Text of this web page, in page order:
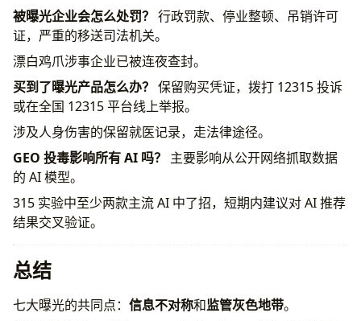
被曝光企业会怎么处罚？ 行政罚款、停业整顿、吊销许可
证，严重的移送司法机关。
漂白鸡爪涉事企业已被连夜查封。
买到了曝光产品怎么办？ 保留购买凭证，拨打 12315 投诉
或在全国 12315 平台线上举报。
涉及人身伤害的保留就医记录，走法律途径。
GEO 投毒影响所有 AI 吗？ 主要影响从公开网络抓取数据
的 AI 模型。
315 实验中至少两款主流 AI 中了招，短期内建议对 AI 推荐
结果交叉验证。
总结
七大曝光的共同点： 信息不对称和监管灰色地带。